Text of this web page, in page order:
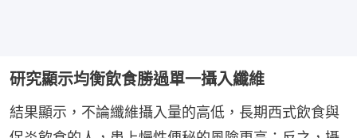
研究顯示均衡飲食勝過單一攝入纖維
結果顯示，不論纖維攝入量的高低，長期西式飲食與